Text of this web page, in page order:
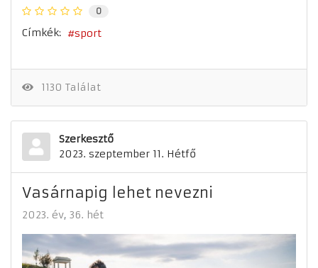
0
Címkék: sport
1130 Találat
Szerkesztő
2023. szeptember 11. Hétfő
Vasárnapig lehet nevezni
2023. év 36. hét